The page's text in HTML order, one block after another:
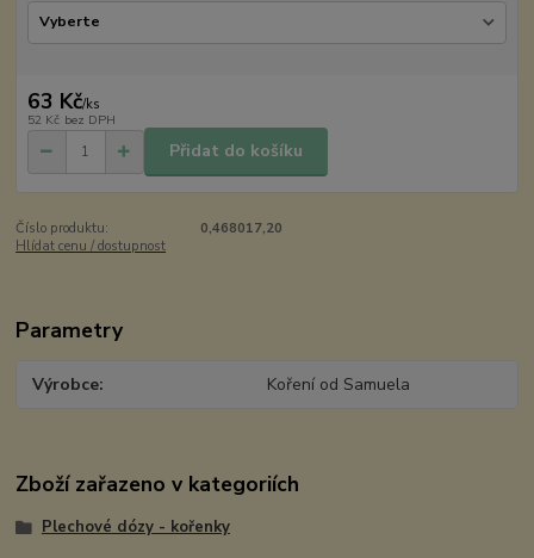
63 Kč/ks
52 Kč bez DPH
Přidat do košíku
Číslo produktu:
0,468017,20
Hlídat cenu / dostupnost
Parametry
Výrobce Koření od Samuela
Zboží zařazeno v kategoriích
Plechové dózy - kořenky